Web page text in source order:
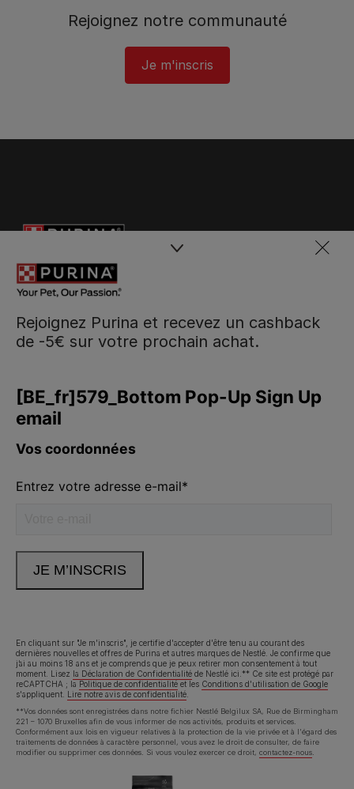
Rejoignez notre communauté
Je m'inscris
Rejoignez Purina et recevez un cashback
de -5€ sur votre prochain achat.
En cliquant sur "Je m'inscris", je certifie d'accepter d'être tenu au courant des
dernières nouvelles et offres de Purina et autres marques de Nestlé. Je confirme que
j’ai au moins 18 ans et je comprends que je peux retirer mon consentement à tout
moment. Lisez la Déclaration de Confidentialité de Nestlé ici.** Ce site est protégé par
reCAPTCHA ; la Politique de confidentialité et les Conditions d'utilisation de Google
s'appliquent.
Lire notre avis de confidentialité
**Vos données sont enregistrées dans notre fichier Nestlé Belgilux SA, Rue de Birmingham
221 – 1070 Bruxelles afin de vous informer de nos activités, produits et services.
Conformément aux lois en vigueur relatives à la protection de la vie privée et à l'égard des
traitements de données à caractère personnel, vous avez le droit de consulter, de faire
modifier ou supprimer ces données. Si vous voulez exercer ce droit, contactez-nous.
Neem contact met ons op
Déclaration d'accessibilité Conditions d’utilisation
Avis de confidentialité Cookies